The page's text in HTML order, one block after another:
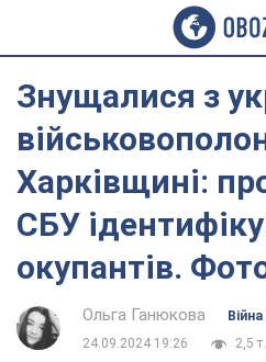
Знущалися з
Харківщині:
СБУ
окупантів.
Ольга Ганюкова
24.09.2024 19:26
2,5 т.